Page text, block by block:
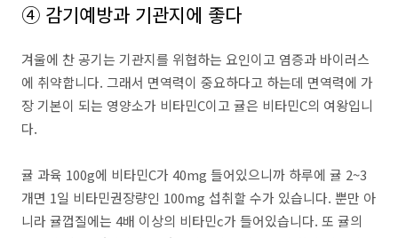
④ 감기예방과 기관지에 좋다
겨울에 찬 공기는 기관지를 위협하는 요인이고 염증과 바이러스
에 취약합니다. 그래서 면역력이 중요하다고 하는데 면역력에 가
장 기본이 되는 영양소가 비타민C이고 귤은 비타민C의 여왕입니
다.
귤 과육 100g에 비타민C가 40mg 들어있으니까 하루에 귤 2~3
개면 1일 비타민권장량인 100mg 섭취할 수가 있습니다. 뿐만 아
니라 귤껍질에는 4배 이상의 비타민c가 들어있습니다. 또 귤의